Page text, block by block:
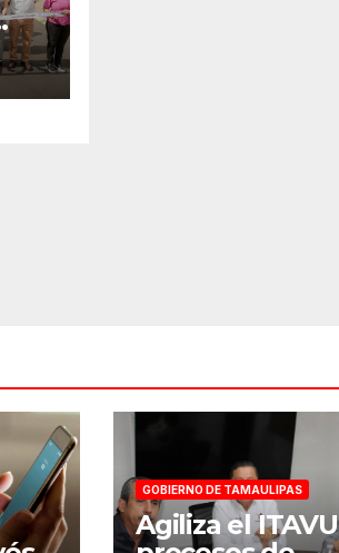
GOBIERNO DE TAMAULIPAS
Agiliza el ITAVU